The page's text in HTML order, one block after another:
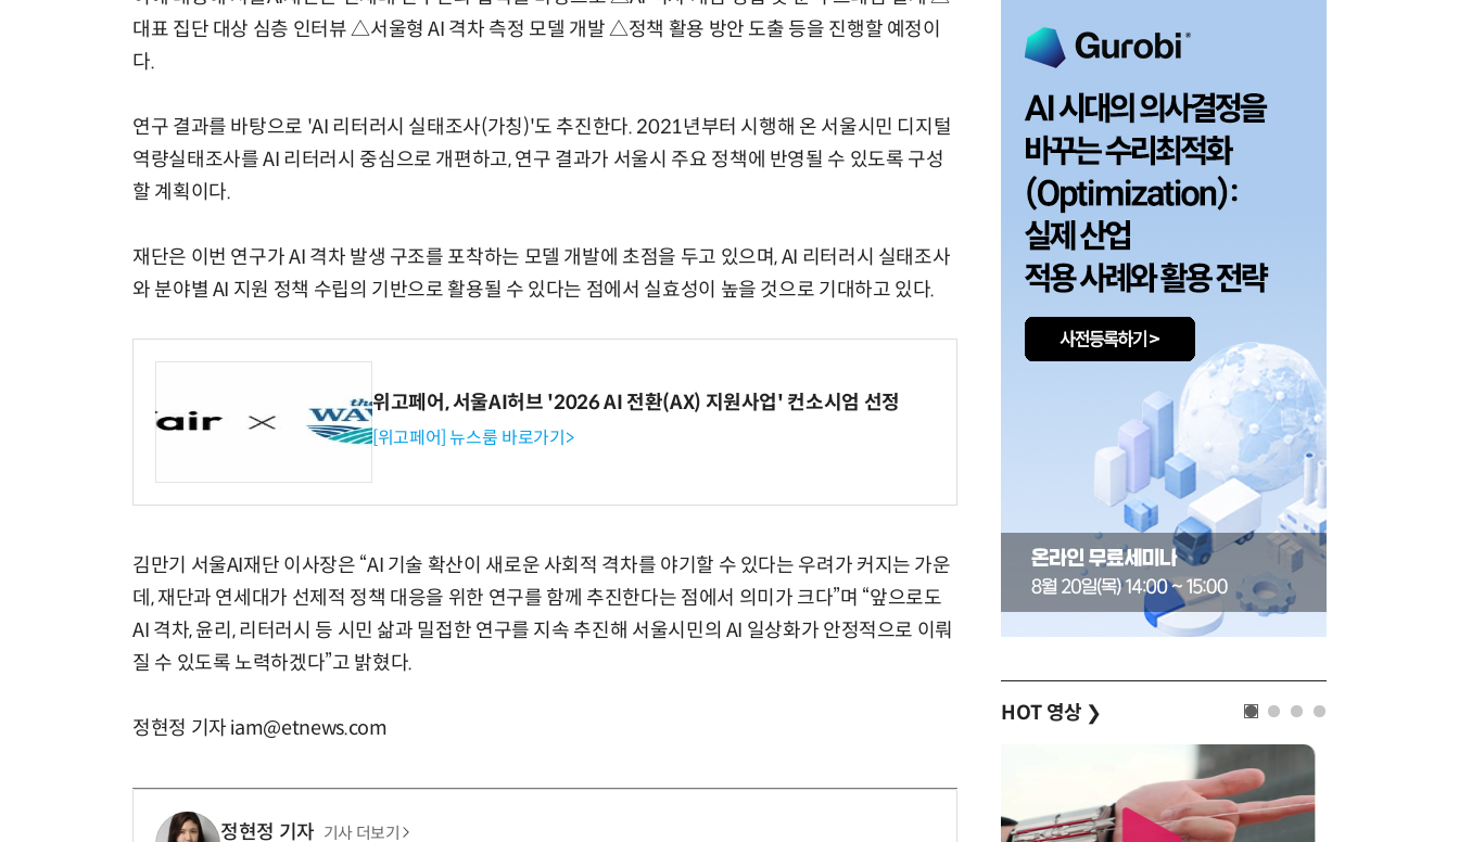
대표 집단 대상 심층 인터뷰 △서울형 AI 격차 측정 모델 개발 △정책 활용 방안 도출 등을 진행할 예정이
다.
연구 결과를 바탕으로 'AI 리터러시 실태조사(가칭)'도 추진한다. 2021년부터 시행해 온 서울시민 디지털
역량실태조사를 AI 리터러시 중심으로 개편하고, 연구 결과가 서울시 주요 정책에 반영될 수 있도록 구성
할 계획이다.
재단은 이번 연구가 AI 격차 발생 구조를 포착하는 모델 개발에 초점을 두고 있으며, AI 리터러시 실태조사
와 분야별 AI 지원 정책 수립의 기반으로 활용될 수 있다는 점에서 실효성이 높을 것으로 기대하고 있다.
위고페어, 서울AI허브 '2026 AI 전환(AX) 지원사업' 컨소시엄 선정
[위고페어] 뉴스룸 바로가기>
김만기 서울AI재단 이사장은 “AI 기술 확산이 새로운 사회적 격차를 야기할 수 있다는 우려가 커지는 가운
데, 재단과 연세대가 선제적 정책 대응을 위한 연구를 함께 추진한다는 점에서 의미가 크다”며 “앞으로도
AI 격차, 윤리, 리터러시 등 시민 삶과 밀접한 연구를 지속 추진해 서울시민의 AI 일상화가 안정적으로 이뤄
질 수 있도록 노력하겠다”고 밝혔다.
정현정 기자 iam@etnews.com
정현정 기자 기사 더보기
HOT 영상 ❯